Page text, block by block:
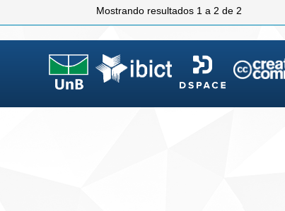
Mostrando resultados 1 a 2 de 2